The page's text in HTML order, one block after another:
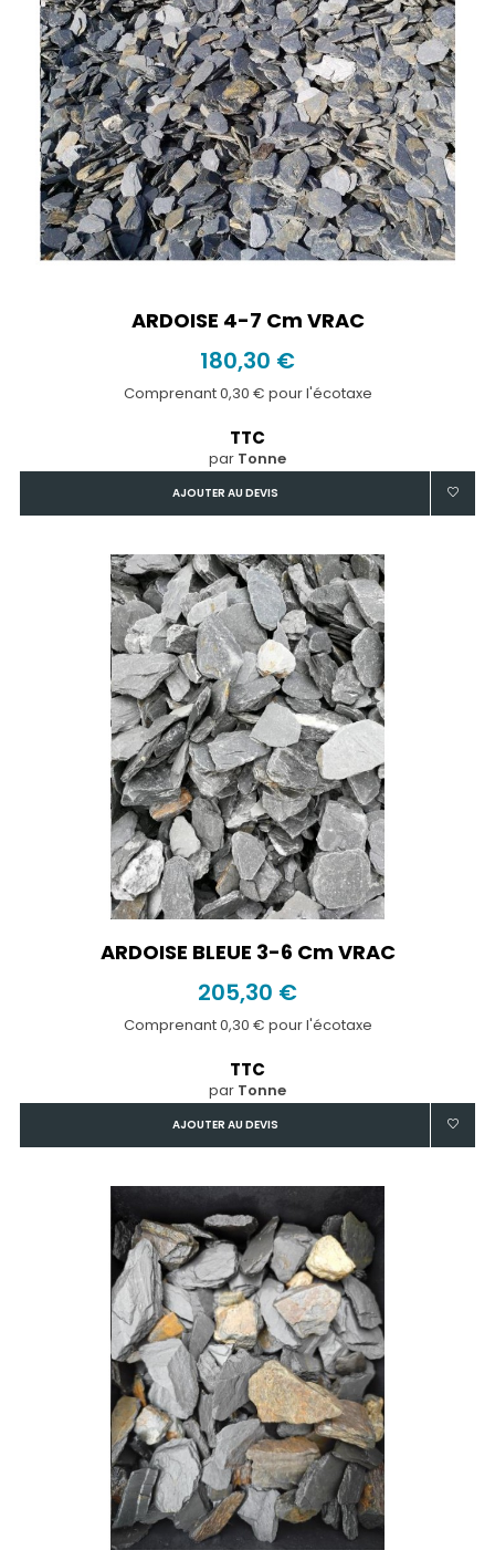
ARDOISE 4-7 Cm VRAC
180,30 €
Comprenant 0,30 € pour l'écotaxe
TTC
par Tonne
AJOUTER AU DEVIS
ARDOISE BLEUE 3-6 Cm VRAC
205,30 €
Comprenant 0,30 € pour l'écotaxe
TTC
par Tonne
AJOUTER AU DEVIS